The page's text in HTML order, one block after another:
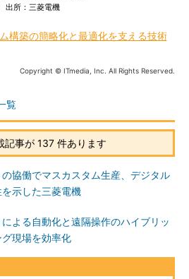
出所：三菱電機
構築の簡略化と最適化を支える技術
Copyright © ITmedia, Inc. All Rights Reserved.
覧
記事が 137 件あります
の協働でマスカスタム生産、デジタル
示した三菱電機
よる自動化と遠隔操作のハイブリッ
グ現場を効率化